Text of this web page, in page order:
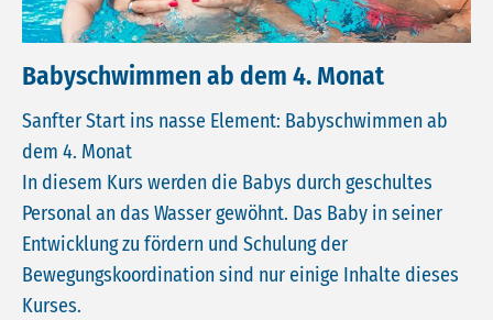
Babyschwimmen ab dem 4. Monat
Sanfter Start ins nasse Element: Babyschwimmen ab
dem 4. Monat
In diesem Kurs werden die Babys durch geschultes
Personal an das Wasser gewöhnt. Das Baby in seiner
Entwicklung zu fördern und Schulung der
Bewegungskoordination sind nur einige Inhalte dieses
Kurses.